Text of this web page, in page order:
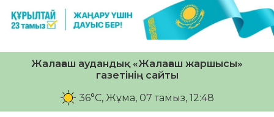
Жалағаш аудандық «Жалағаш жаршысы»
газетінің сайты
36°C, Жұма, 07 тамыз, 12:48